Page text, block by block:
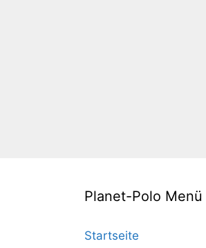
Planet-Polo Menü
Startseite